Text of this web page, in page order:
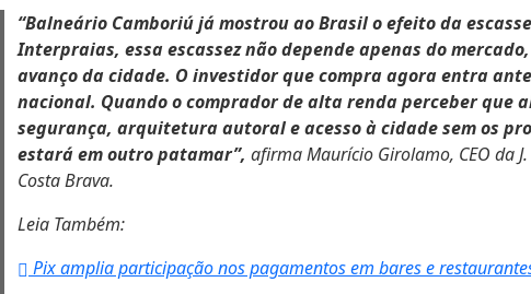
“Balneário Camboriú já mostrou ao Brasil o efeito da
Interpraias, essa escassez não depende apenas do
avanço da cidade. O investidor que compra agora entra
nacional. Quando o comprador de alta renda perceber que
segurança, arquitetura autoral e acesso à cidade sem os
estará em outro patamar”, afirma Maurício Girolamo, CEO da
Costa Brava.
Leia Também:
Pix amplia participação nos pagamentos em bares e